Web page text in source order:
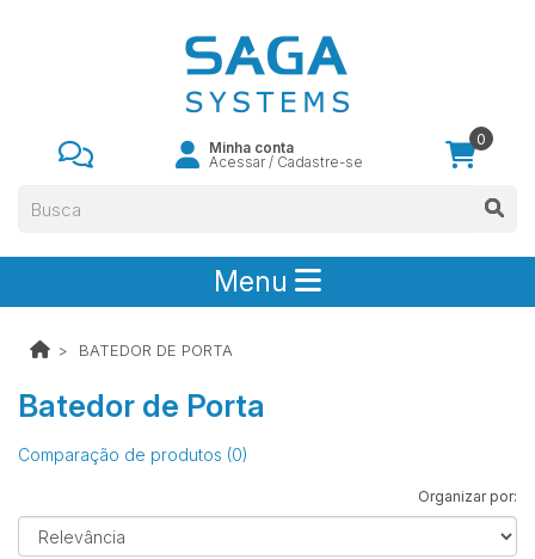
Minha conta
Acessar/ Cadastre-se
0
Menu
BATEDOR DE PORTA
Batedor de Porta
Comparação de produtos (0)
Organizar por: